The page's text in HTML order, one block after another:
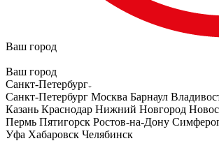
Ваш город
Ваш город
Санкт-Петербург
Санкт-Петербург Москва Барнаул
Казань Краснодар Нижний Новгород
Пермь Пятигорск Ростов-на-Дону
Уфа Хабаровск Челябинск